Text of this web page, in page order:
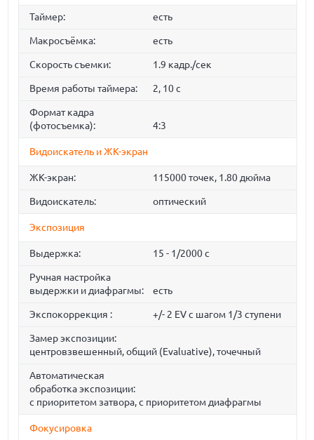
Таймер: есть
Макросъёмка: есть
Скорость съемки: 1.9 кадр./сек
Время работы таймера: 2, 10 c
Формат кадра
(фотосъемка):
4:3
Видоискатель и ЖК-экран
ЖК-экран: 115000 точек, 1.80 дюйма
Видоискатель: оптический
Экспозиция
Выдержка: 15 - 1/2000 с
Ручная настройка
выдержки и диафрагмы:
есть
Экспокоррекция : +/- 2 EV с шагом 1/3 ступени
Замер экспозиции:
центровзвешенный, общий (Evaluative), точечный
Автоматическая
обработка экспозиции:
с приоритетом затвора, с приоритетом диафрагмы
Фокусировка